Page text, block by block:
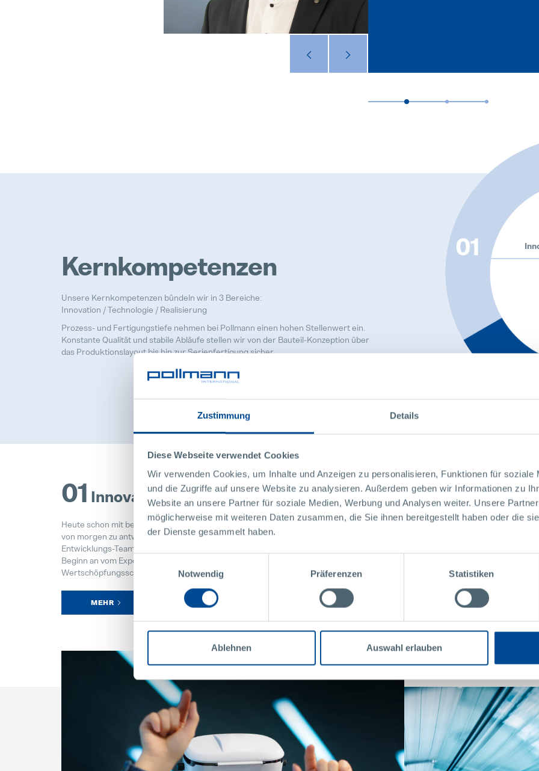
Zustimmung Details
Diese Webseite verwendet Cookies
Wir verwenden Cookies, um Inhalte und Anzeigen zu personalisieren, Funktionen für soziale
und die Zugriffe auf unsere Website zu analysieren. Außerdem geben wir Informationen zu
Website an unsere Partner für soziale Medien, Werbung und Analysen weiter. Unsere
möglicherweise mit weiteren Daten zusammen, die Sie ihnen bereitgestellt haben oder die
der Dienste gesammelt haben.
Einwilligungsauswahl
Notwendig
Präferenzen Statistiken
Ablehnen Auswahl erlauben
Kernkompetenzen
Unsere Kernkompetenzen bündeln wir in 3 Bereiche:
Innovation / Technologie / Realisierung
Prozess- und Fertigungstiefe nehmen bei Pollmann einen hohen Stellenwert ein.
Konstante Qualität und stabile Abläufe stellen wir von der Bauteil-Konzeption über
das Produktionslayout bis hin zur Serienfertigung sicher.
01 Innovation
Heute schon mit besten Konzepten auf Kundenfragen
von morgen zu antworten, das ist Kernaufgabe unserer
Entwicklungs-Teams. Jede Kunden-Anfrage profitiert von
Beginn an vom Experten-Wissen in jedem
Wertschöpfungsschritt.
MEHR
02Technologie
Prozessinnovation bei Pollmann-Baugruppen kristallisiert
MEHR